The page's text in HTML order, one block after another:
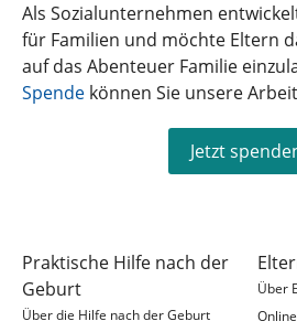
Als Sozialunternehmen
für Familien und möchte Eltern
auf das Abenteuer Familie
Spende können Sie unsere
Jetzt
Praktische Hilfe nach der
Geburt
Über die Hilfe nach der Geburt
Über